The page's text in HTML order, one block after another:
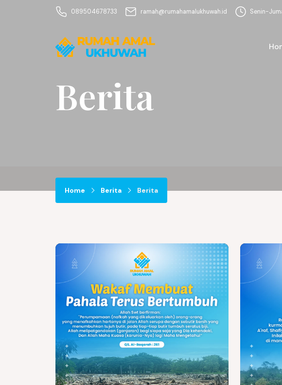
089504678733 ramah@rumahamalukhuwah.id Senin-
Berita
Home Berita Berita